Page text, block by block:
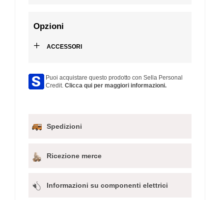
Opzioni
+ ACCESSORI
Puoi acquistare questo prodotto con Sella Personal
Credit. Clicca qui per maggiori informazioni.
Spedizioni
Ricezione merce
Informazioni su componenti elettrici